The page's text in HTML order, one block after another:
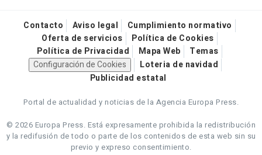
Contacto Aviso legal
Cumplimiento normativo
Oferta de servicios
Política de Cookies
Política de Privacidad
Mapa Web
Temas
Configuración de Cookies
Loteria de navidad
Publicidad estatal
Portal de actualidad y noticias de la Agencia Europa Press.
© 2026 Europa Press. Está expresamente prohibida la redistribución
y la redifusión de todo o parte de los contenidos de esta web sin su
previo y expreso consentimiento.